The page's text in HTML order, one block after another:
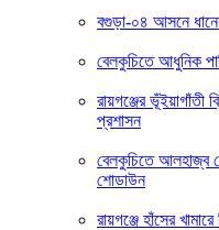
বগুড়া-০৪ আসনে
বেলকুচিতে আধুনিক
রায়গঞ্জের ভূঁইয়াগাঁতী
প্রশাসন
বেলকুচিতে আলহাজ্ব
শোডাউন
রায়গঞ্জে হাঁসের